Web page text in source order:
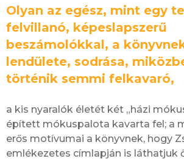
Olyan az egész, mint egy
felvillanó, képeslapszerű
beszámolókkal, a
lendülete, sodrása,
történik semmi felkavaró,
a kis nyaralók életét két „házi
épített mókuspalota kavarta fel; a
erős motívumai a könyvnek, hogy
emlékezetes címlapján is láthatjuk